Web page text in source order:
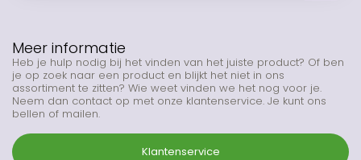
Meer informatie
Heb je hulp nodig bij het vinden van het juiste product? Of ben
je op zoek naar een product en blijkt het niet in ons
assortiment te zitten? Wie weet vinden we het nog voor je.
Neem dan contact op met onze klantenservice. Je kunt ons
bellen of mailen.
Klantenservice